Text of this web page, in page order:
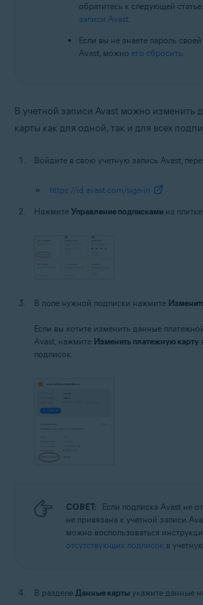
обратитесь к следующей статье:
записи Avast.
Если вы не знаете пароль
Avast, можно его сбросить.
В учетной записи Avast можно изменить
карты как для одной, так и для всех
Войдите в свою учетную запись Avast,
https://id.avast.com/sign-in
Нажмите Управление подписками на плитке
В поле нужной подписки нажмите
Если вы хотите изменить данные
Avast, нажмите Изменить платежную карту
подписок.
СОВЕТ:
Если подписка Avast не
не привязана к учетной записи
можно воспользоваться
отсутствующих подписок в
В разделе Данные карты укажите данные